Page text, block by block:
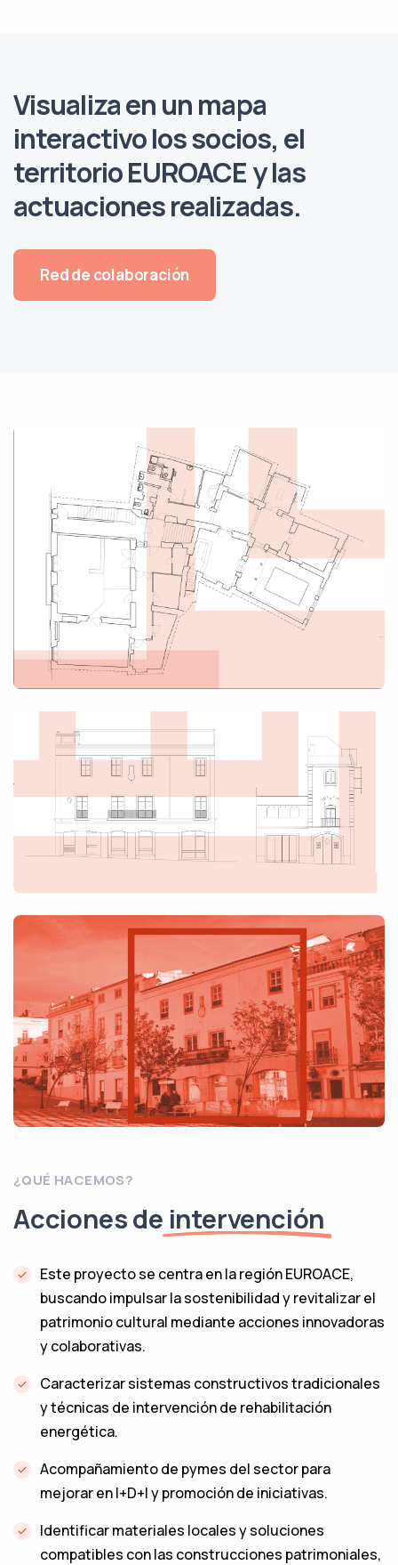
Visualiza en unmapa
interactivolos socios, el
territorio EUROACE y las
actuaciones realizadas.
Red de colaboración
¿QUÉ HACEMOS?
Acciones de intervención
Este proyecto se centra en la región EUROACE,
buscando impulsar la sostenibilidad y revitalizar el
patrimonio cultural mediante acciones innovadoras
y colaborativas.
Caracterizar sistemas constructivos tradicionales
y técnicas de intervención de rehabilitación
energética.
Acompañamiento de pymes del sector para
mejorar en I+D+I y promoción de iniciativas.
Identificar materiales locales y soluciones
compatibles con las construcciones patrimoniales,